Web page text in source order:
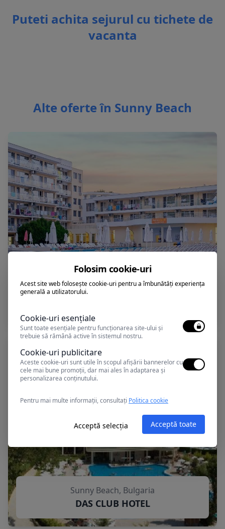
Puteti achita sejurul cu tichete de
vacanta
Alte oferte în Sunny Beach
Sunny Beach, Bulgaria
Sunny Beach, Bulgaria
DAS CLUB HOTEL
Folosim cookie-uri
Acest site web folosește cookie-uri pentru a îmbunătăți experiența
generală a utilizatorului.
Cookie-uri esențiale
Sunt toate esențiale pentru funcționarea site-ului și
trebuie să rămână active în sistemul nostru.
Cookie-uri publicitare
Aceste cookie-uri sunt utile în scopul afișării bannerelor cu
cele mai bune promoții, dar mai ales în adaptarea și
personalizarea conținutului.
Pentru mai multe informații, consultați Politica cookie
Acceptă selecția Acceptă toate